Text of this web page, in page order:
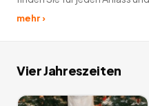
passende Dekoration zum
Schaufensterpuppen, Vier
Weihnachten und
mehr ›
Vier Jahreszeiten